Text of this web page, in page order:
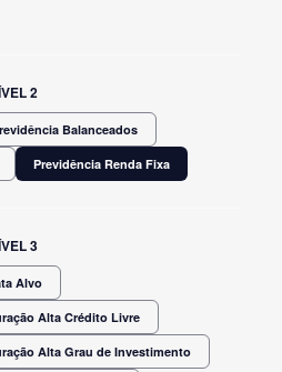
2
Balanceados
Previdência Renda Fixa
3
Alvo
Alta Crédito Livre
Alta Grau de Investimento